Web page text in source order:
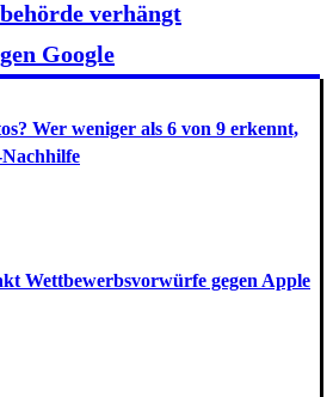
verhängt
Google
Wer weniger als 6 von 9 erkennt,
Nachhilfe
Wettbewerbsvorwürfe gegen Apple